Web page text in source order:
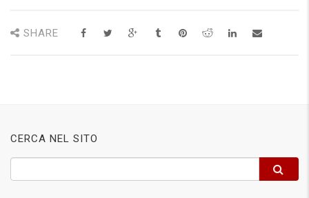
SHARE
CERCA NEL SITO